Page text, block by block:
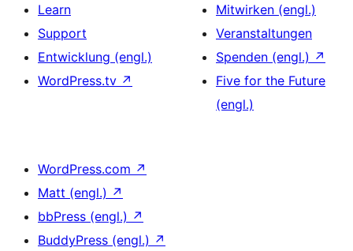
Learn
Support
Entwicklung (engl.)
WordPress.tv ↗
Mitwirken (engl.)
Veranstaltungen
Spenden (engl.) ↗
Five for the Future
(engl.)
WordPress.com ↗
Matt (engl.) ↗
bbPress (engl.) ↗
BuddyPress (engl.) ↗